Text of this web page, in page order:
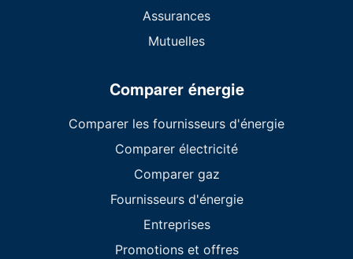
Assurances
Mutuelles
Comparer énergie
Comparer les fournisseurs d'énergie
Comparer électricité
Comparer gaz
Fournisseurs d'énergie
Entreprises
Promotions et offres